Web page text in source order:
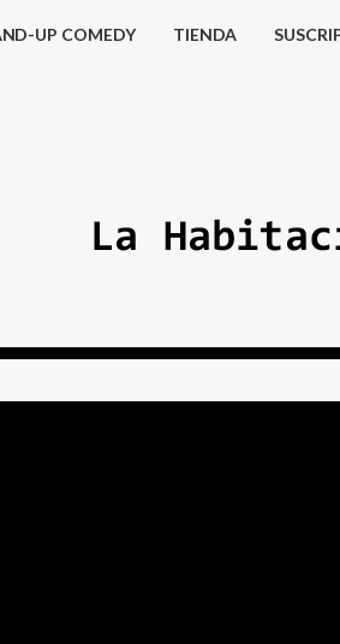
UP COMEDY TIENDA